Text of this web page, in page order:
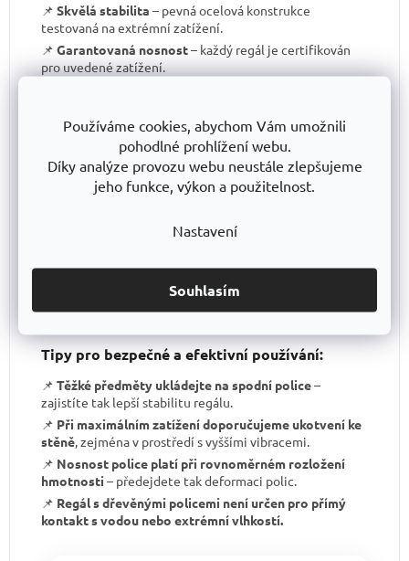
Používáme cookies, abychom Vám umožnili
pohodlné prohlížení webu.
Díky analýze provozu webu neustále zlepšujeme
jeho funkce, výkon a použitelnost.
Nastavení
Souhlasím
📌 Skvělá stabilita – pevná ocelová konstrukce
testovaná na extrémní zatížení.
📌 Garantovaná nosnost– každý regál je certifikován
pro uvedené zatížení.
Bezkonkurenční poměr kvalita/cena– výborné
zpracování za férovou cenu.
📌Podpora české výroby– investujeme do lokální
produkce a technologického pokroku.
spolehněte se, že vaše skladové řešení bude
konzistentní i za několik let.
záruku kvality a dlouhodobé dostupnosti produktů
Tipy pro bezpečné a efektivní používání:
📌 Těžké předměty ukládejte na spodní police–
zajistíte tak lepší stabilitu regálu.
📌 Při maximálním zatížení doporučujeme ukotvení ke
stěně, zejména v prostředí s vyššími vibracemi.
📌 Nosnost police platí při rovnoměrném rozložení
hmotnosti – předejdete tak deformaci polic.
📌 Regál s dřevěnými policemi není určen pro přímý
kontakt s vodou nebo extrémní vlhkostí.